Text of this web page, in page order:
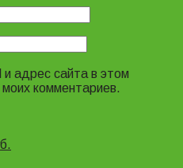
адрес сайта в этом
комментариев.